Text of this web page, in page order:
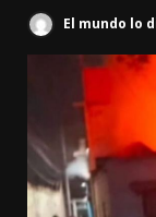
El mundo lo